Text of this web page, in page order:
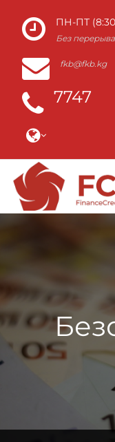
ПН-ПТ (8:30
Без перерыва
fkb@fkb.kg
7747